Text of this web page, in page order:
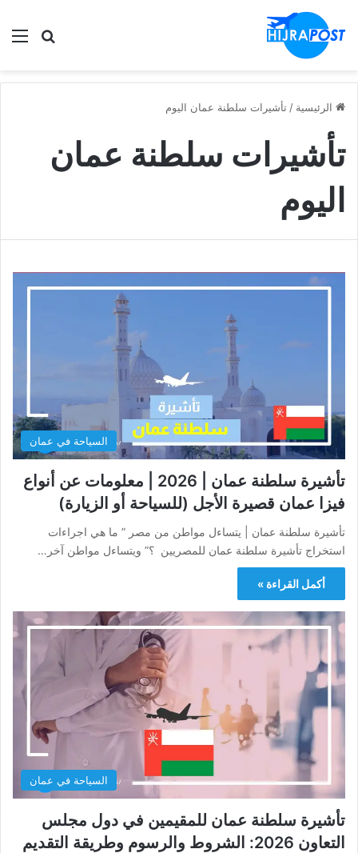
ابحث
الرئيسية / تأشيرات سلطنة عمان اليوم
تأشيرات سلطنة عمان
اليوم
السياحة في عمان
تأشيرة سلطنة عمان | 2026 | معلومات عن أنواع
فيزا عمان قصيرة الأجل (للسياحة أو الزيارة)
تأشيرة سلطنة عمان | يتساءل مواطن من مصر ” ما هي اجراءات
استخراج تأشيرة سلطنة عمان للمصريين ؟” ويتساءل مواطن آخر…
أكمل القراءة »
السياحة في عمان
تأشيرة سلطنة عمان للمقيمين في دول مجلس
التعاون 2026: الشروط والرسوم وطريقة التقديم